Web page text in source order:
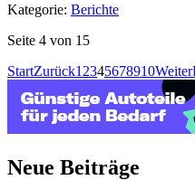
Kategorie: Berichte
Seite 4 von 15
StartZurück1 2345678910Weiter
Neue Beiträge